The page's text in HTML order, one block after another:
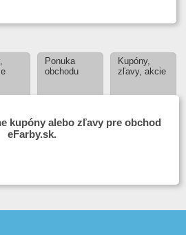
Ponuka
obchodu
Kupóny,
zľavy, akcie
kupóny alebo zľavy pre obchod
eFarby.sk.